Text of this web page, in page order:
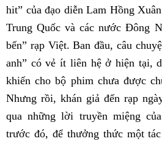
hit” của đạo diễn Lam Hồng
Trung Quốc và các nước Đông
bến” rạp Việt. Ban đầu, câu
anh” có vẻ ít liên hệ ở hiện tại,
khiến cho bộ phim chưa được
Nhưng rồi, khán giả đến rạp
qua những lời truyền miệng
trước đó, để thưởng thức một